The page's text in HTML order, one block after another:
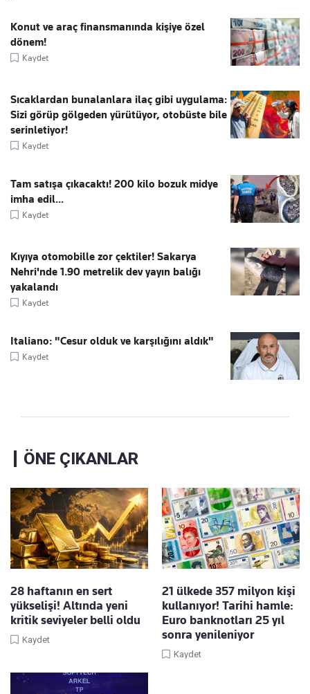
Konut ve araç finansmanında kişiye özel
dönem!
Kaydet
Sıcaklardan bunalanlara ilaç gibi uygulama:
Sizi görüp gölgeden yürütüyor, otobüste bile
serinletiyor!
Kaydet
Tam satışa çıkacaktı! 200 kilo bozuk midye
imha edil...
Kaydet
Kıyıya otomobille zor çektiler! Sakarya
Nehri'nde 1.90 metrelik dev yayın balığı
yakalandı
Kaydet
Italiano: "Cesur olduk ve karşılığını aldık"
Kaydet
ÖNE ÇIKANLAR
28 haftanın en sert
yükselişi! Altında yeni
kritik seviyeler belli oldu
Kaydet
21 ülkede 357 milyon kişi
kullanıyor! Tarihi hamle:
Euro banknotları 25 yıl
sonra yenileniyor
Kaydet